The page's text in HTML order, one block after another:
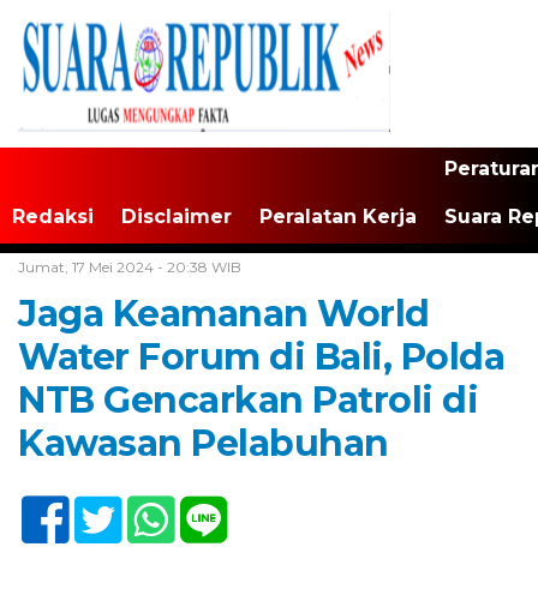
Redaksi Disclaimer Peralatan Kerja Suara
Jumat, 17 Mei 2024 - 20:38 WIB
Jaga Keamanan World
Water Forum di Bali, Polda
NTB Gencarkan Patroli di
Kawasan Pelabuhan